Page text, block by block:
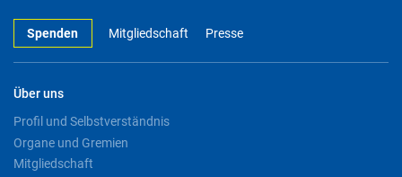
Spenden Mitgliedschaft Presse
Über uns
Profil und Selbstverständnis
Organe und Gremien
Mitgliedschaft